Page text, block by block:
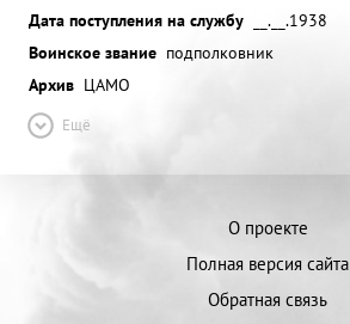
Дата поступления на службу
__.__.1938
Воинское звание подполковник
Архив ЦАМО
Ещё
О проекте
Полная версия сайта
Обратная связь